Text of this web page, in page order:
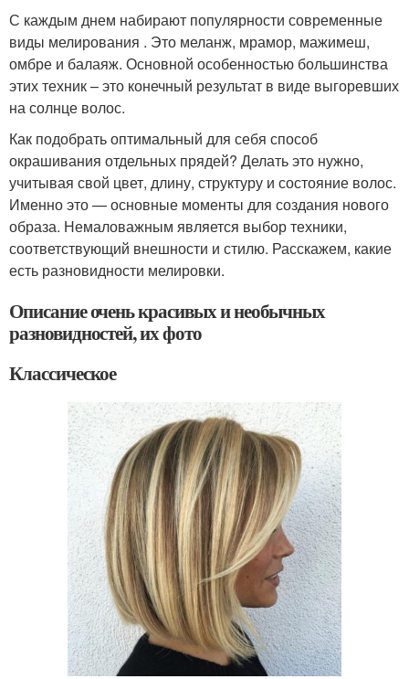
С каждым днем набирают популярности современные
виды мелирования . Это меланж, мрамор, мажимеш,
омбре и балаяж. Основной особенностью большинства
этих техник – это конечный результат в виде выгоревших
на солнце волос.
Как подобрать оптимальный для себя способ
окрашивания отдельных прядей? Делать это нужно,
учитывая свой цвет, длину, структуру и состояние волос.
Именно это — основные моменты для создания нового
образа. Немаловажным является выбор техники,
соответствующий внешности и стилю. Расскажем, какие
есть разновидности мелировки.
Описание очень красивых и необычных
разновидностей, их фото
Классическое